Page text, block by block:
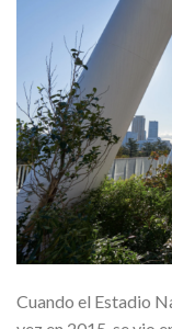
Cuando el Estadio